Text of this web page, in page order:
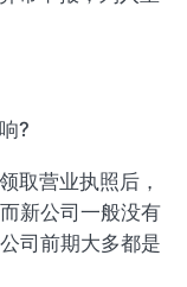
?
取营业执照后，
新公司一般没有
司前期大多都是